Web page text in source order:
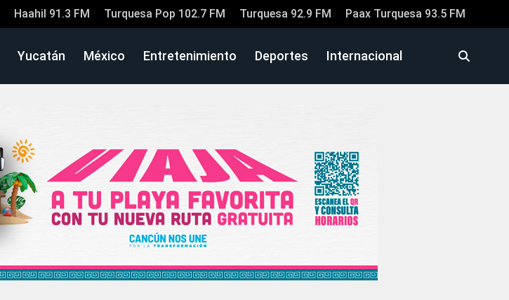
Haahil 91.3 FM Turquesa Pop 102.7 FM Turquesa 92.9 FM Paax Turquesa 93.5 FM
Yucatán México Entretenimiento Deportes Internacional